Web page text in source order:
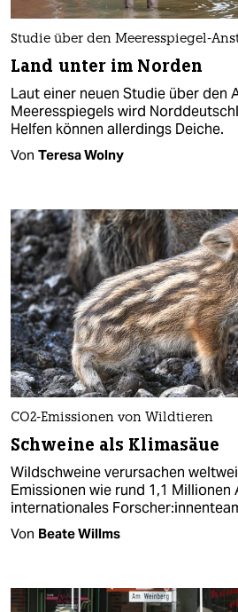
Studie über den Meeresspiegel-
Land unter im Norden
Laut einer neuen Studie über den
Meeresspiegels wird
Helfen können allerdings Deiche.
Von Teresa Wolny
CO2-Emissionen von Wildtieren
Schweine als Klimasäue
Wildschweine verursachen
Emissionen wie rund 1,1
internationales
Von Beate Willms